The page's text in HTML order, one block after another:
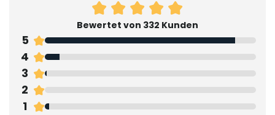
Bewertet von 332 Kunden
5
4
3
2
1